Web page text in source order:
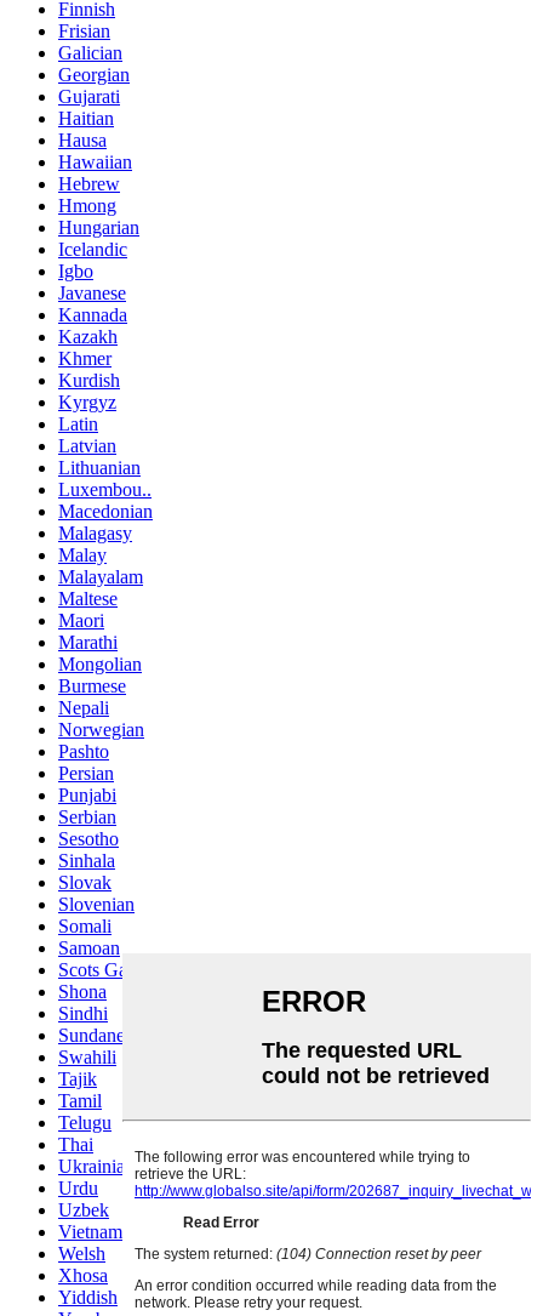
Finnish
Frisian
Galician
Georgian
Gujarati
Haitian
Hausa
Hawaiian
Hebrew
Hmong
Hungarian
Icelandic
Igbo
Javanese
Kannada
Kazakh
Khmer
Kurdish
Kyrgyz
Latin
Latvian
Lithuanian
Luxembou..
Macedonian
Malagasy
Malay
Malayalam
Maltese
Maori
Marathi
Mongolian
Burmese
Nepali
Norwegian
Pashto
Persian
Punjabi
Serbian
Sesotho
Sinhala
Slovak
Slovenian
Somali
Samoan
Scots Gaelic
Shona
Sindhi
Sundanese
Swahili
Tajik
Tamil
Telugu
Thai
Ukrainian
Urdu
Uzbek
Vietnamese
Welsh
Xhosa
Yiddish